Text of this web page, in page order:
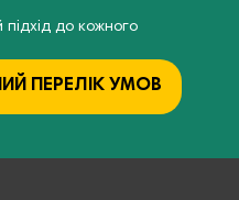
підхід до кожного
ПЕРЕЛІК УМОВ